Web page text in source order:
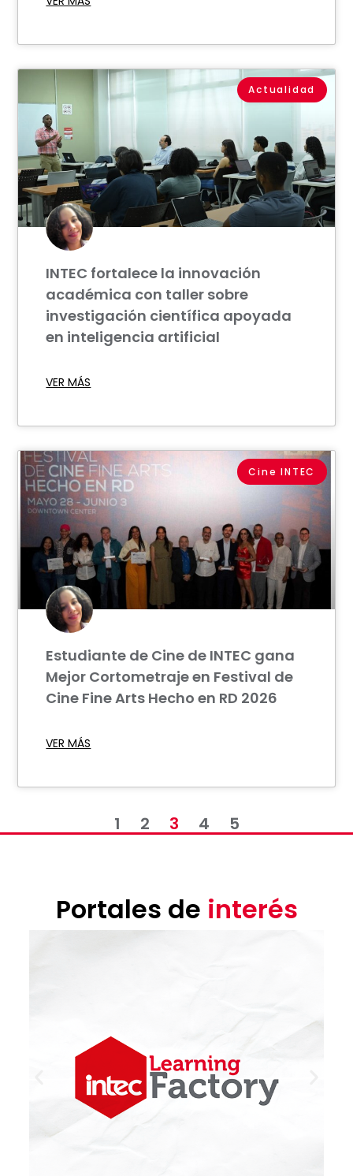
Actualidad
INTEC fortalece la innovación
académica con taller sobre
investigación científica apoyada
en inteligencia artificial
VER MÁS
Cine INTEC
Estudiante de Cine de INTEC gana
Mejor Cortometraje en Festival de
Cine Fine Arts Hecho en RD 2026
VER MÁS
1 2 3 4 5
Portales de interés